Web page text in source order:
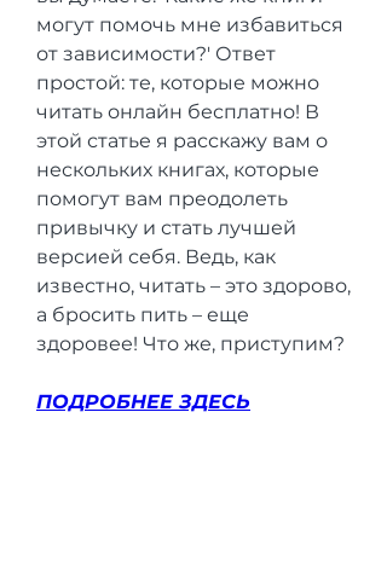
могут помочь мне избавиться
от зависимости?' Ответ
простой: те, которые можно
читать онлайн бесплатно! В
этой статье я расскажу вам о
нескольких книгах, которые
помогут вам преодолеть
привычку и стать лучшей
версией себя. Ведь, как
известно, читать – это здорово,
а бросить пить – еще
здоровее! Что же, приступим?
ПОДРОБНЕЕ ЗДЕСЬ